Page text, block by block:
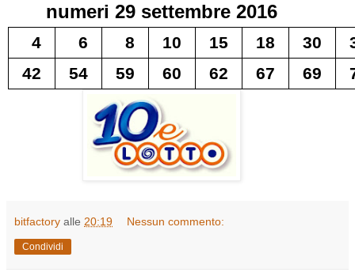
numeri 29 settembre 2016
4 6 8 10 15 18 30
42
54 59 60 62 67 69
bitfactory alle 20:19 Nessun commento:
Condividi